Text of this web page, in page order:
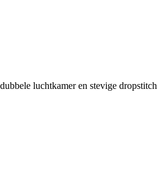
luchtkamer en stevige